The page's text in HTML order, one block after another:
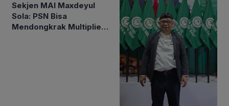
Sekjen MAI Maxdeyul
Sola: PSN Bisa
Mendongkrak Multiplier